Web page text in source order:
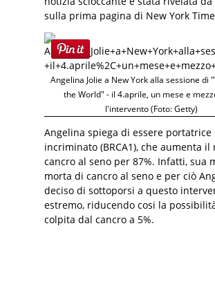
sulla prima pagina di New York
Angelina Jolie a New York alla sessione di
the World" - il 4.aprile, un mese e
l'intervento (Foto: Getty)
Angelina spiega di essere portatrice
incriminato (BRCA1), che aumenta il
cancro al seno per 87%. Infatti, sua
morta di cancro al seno e per ciò
deciso di sottoporsi a questo
estremo, riducendo cosi la
colpita dal cancro a 5%.